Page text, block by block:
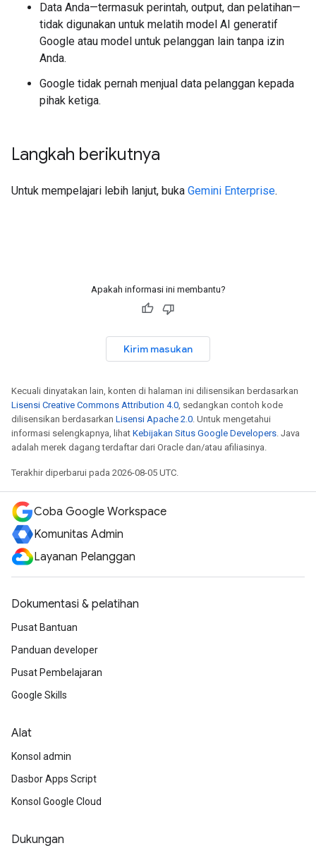
Data Anda—termasuk perintah, output, dan pelatihan—
tidak digunakan untuk melatih model AI generatif
Google atau model untuk pelanggan lain tanpa izin
Anda.
Google tidak pernah menjual data pelanggan kepada
pihak ketiga.
Langkah berikutnya
Untuk mempelajari lebih lanjut, buka Gemini Enterprise.
Apakah informasi ini membantu?
Kirim masukan
Kecuali dinyatakan lain, konten di halaman ini dilisensikan berdasarkan
Lisensi Creative Commons Attribution 4.0, sedangkan contoh kode
dilisensikan berdasarkan Lisensi Apache 2.0. Untuk mengetahui
informasi selengkapnya, lihat Kebijakan Situs Google Developers. Java
adalah merek dagang terdaftar dari Oracle dan/atau afiliasinya.
Terakhir diperbarui pada 2026-08-05 UTC.
Coba Google Workspace
Komunitas Admin
Layanan Pelanggan
Dokumentasi & pelatihan
Pusat Bantuan
Panduan developer
Pusat Pembelajaran
Google Skills
Alat
Konsol admin
Dasbor Apps Script
Konsol Google Cloud
Dukungan